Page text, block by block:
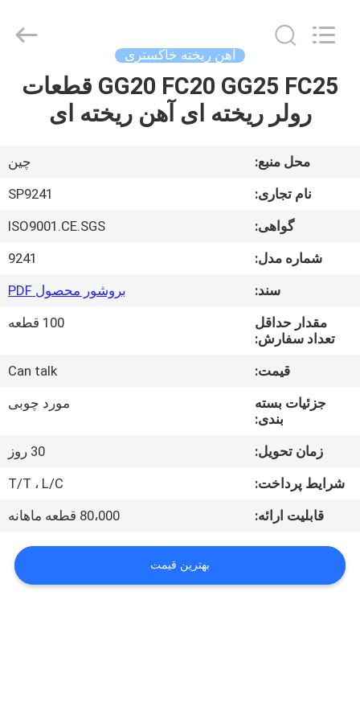
خونه
کارخانه
کنترل
تماس
بگیرید
CO.,LTD.
آهن ریخته خاکستری
GG20 FC20 GG25 FC25 قطعات
رولر ریخته ای آهن ریخته ای
محل منبع:
چین
نام تجاری:
SP9241
گواهی:
ISO9001.CE.SGS
شماره مدل:
9241
سند:
بروشور محصول PDF
مقدار حداقل
تعداد سفارش:
100 قطعه
قیمت:
Can talk
جزئیات بسته
بندی:
مورد چوبی
زمان تحویل:
30 روز
شرایط پرداخت:
T/T ، L/C
قابلیت ارائه:
80،000 قطعه ماهانه
بهترین قیمت